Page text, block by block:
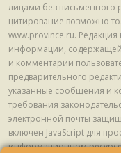
лицами без письменного
цитирование возможно
www.province.ru. Редакция
информации,
и комментарии
предварительного
указанные сообщения и
требования
электронной почты
включен JavaScript для
информационном